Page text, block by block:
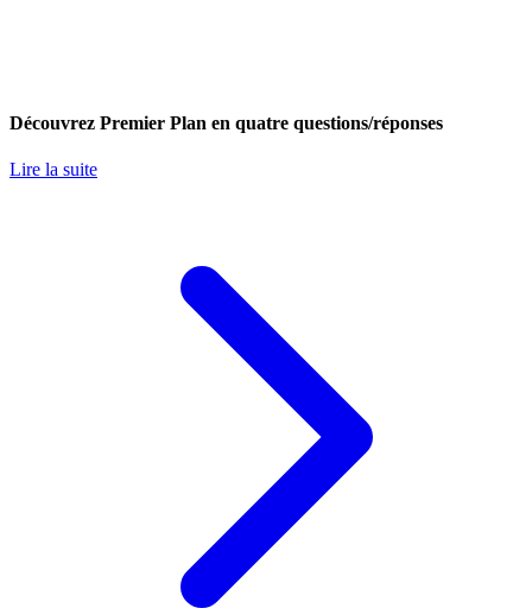
Découvrez Premier Plan en quatre questions/réponses
Lire la suite